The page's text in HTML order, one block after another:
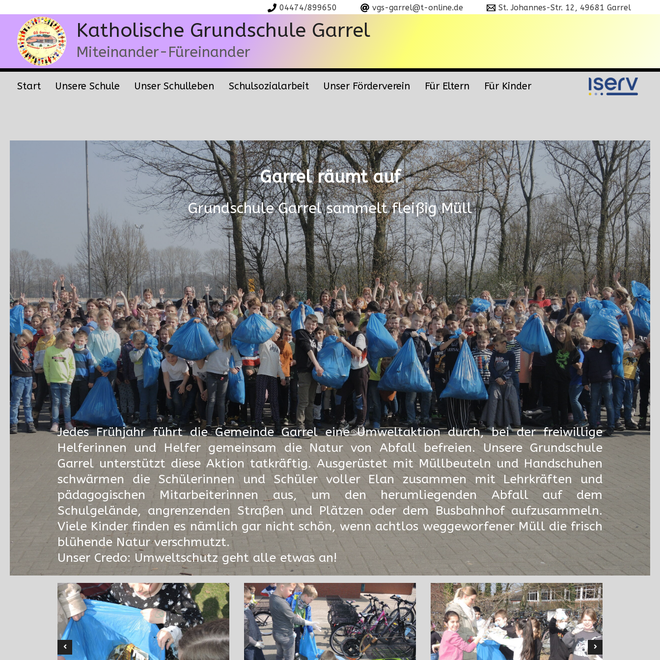
Inhalt
springen
04474/899650 vgs-garrel@t-online.de St. Johannes-Str. 12, 49681 Garrel
Katholische Grundschule Garrel
Miteinander-Füreinander
Start Unsere Schule Unser Schulleben Schulsozialarbeit Unser Förderverein Für Eltern Für Kinder
Garrel räumt auf
Grundschule Garrel sammelt fleißig Müll
Jedes Frühjahr führt die Gemeinde Garrel eine Umweltaktion durch, bei der freiwillige
Helferinnen und Helfer gemeinsam die Natur von Abfall befreien. Unsere Grundschule
Garrel unterstützt diese Aktion tatkräftig. Ausgerüstet mit Müllbeuteln und Handschuhen
schwärmen die Schülerinnen und Schüler voller Elan zusammen mit Lehrkräften und
pädagogischen Mitarbeiterinnen aus, um den herumliegenden Abfall auf dem
Schulgelände, angrenzenden Straßen und Plätzen oder dem Busbahnhof aufzusammeln.
Viele Kinder finden es nämlich gar nicht schön, wenn achtlos weggeworfener Müll die frisch
blühende Natur verschmutzt.
Unser Credo: Umweltschutz geht alle etwas an!